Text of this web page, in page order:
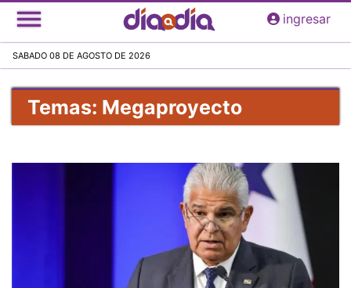
Pasar
al
principal
ingresar
SABADO 08 DE AGOSTO DE 2026
Temas: Megaproyecto